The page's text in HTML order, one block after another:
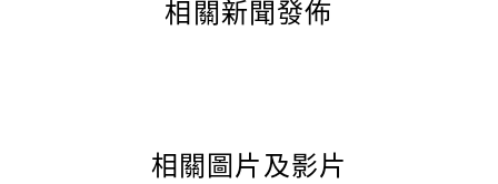
相關新聞發佈
相關圖片及影片